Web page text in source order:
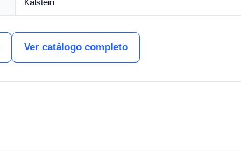
Kalstein
Ver catálogo completo